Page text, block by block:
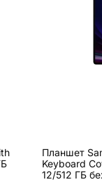
Планшет
Keyboard
12/512 ГБ